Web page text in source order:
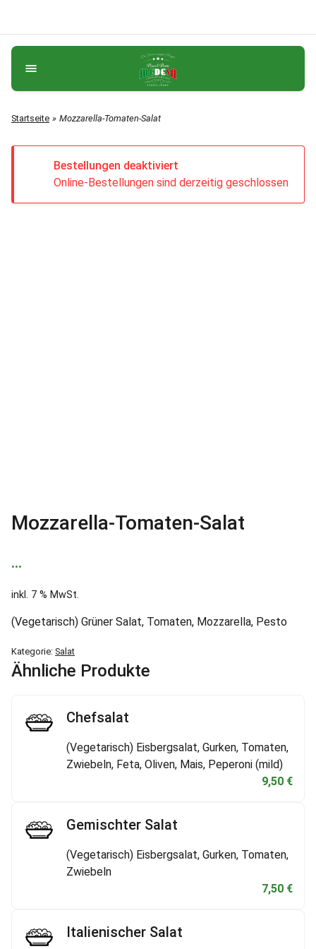
Startseite Mozzarella-Tomaten-Salat
Bestellungen deaktiviert
Online-Bestellungen sind derzeitig geschlossen
Mozzarella-Tomaten-Salat
…
inkl. 7 % MwSt.
(Vegetarisch) Grüner Salat, Tomaten, Mozzarella, Pesto
Kategorie: Salat
Ähnliche Produkte
Chefsalat
(Vegetarisch) Eisbergsalat, Gurken, Tomaten,
Zwiebeln, Feta, Oliven, Mais, Peperoni (mild)
9,50 €
Gemischter Salat
(Vegetarisch) Eisbergsalat, Gurken, Tomaten,
Zwiebeln
7,50 €
Italienischer Salat